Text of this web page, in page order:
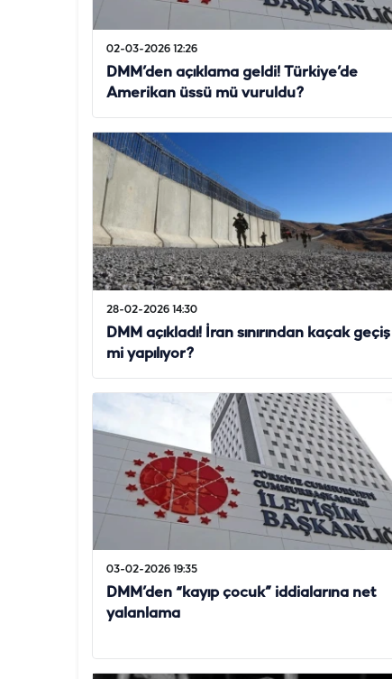
02-03-2026 12:26
DMM’den açıklama geldi! Türkiye’de
Amerikan üssü mü vuruldu?
28-02-2026 14:30
DMM açıkladı! İran sınırından kaçak geçiş
mi yapılıyor?
03-02-2026 19:35
DMM’den “kayıp çocuk” iddialarına net
yalanlama